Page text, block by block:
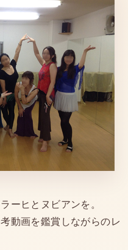
ーヒとヌビアンを。
動画を鑑賞しながらのレ